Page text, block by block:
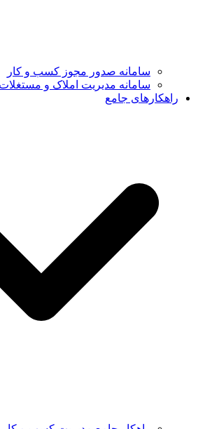
سامانه صدور مجوز کسب و کار
سامانه مدیریت املاک و مستغلات
راهکارهای جامع